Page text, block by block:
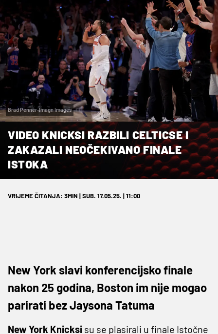
Brad Penner-Imagn Images
VIDEO KNICKSI RAZBILI CELTICSE I
ZAKAZALI NEOČEKIVANO FINALE
ISTOKA
VRIJEME ČITANJA: 3MIN | SUB. 17.05.25. | 11:00
New York slavi konferencijsko finale
nakon 25 godina, Boston im nije mogao
parirati bez Jaysona Tatuma
New York Knicksi su se plasirali u finale Istočne